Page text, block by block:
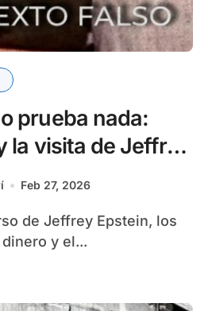
prueba nada:
la visita de Jeffrey
Feb 27, 2026
y el...